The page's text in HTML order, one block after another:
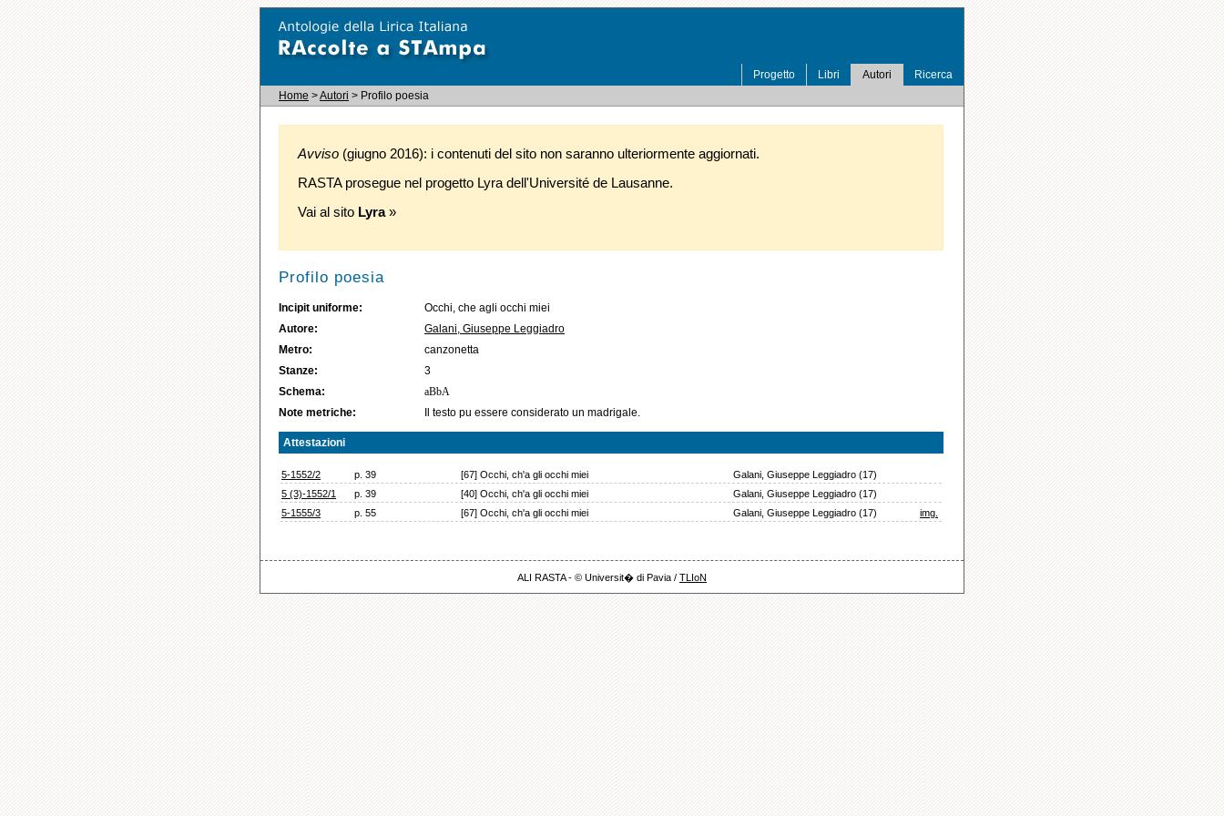
Progetto Libri Autori
Ricerca
Home >Autori > Profilo poesia
Avviso (giugno 2016): i contenuti del sito non saranno ulteriormente aggiornati.
RASTA prosegue nel progetto Lyra dell'Université de Lausanne.
Vai al sito Lyra»
Profilo poesia
Incipit uniforme:
Occhi, che agli occhi miei
Autore:
Galani, Giuseppe Leggiadro
Metro:
canzonetta
Stanze:
3
Schema:
aBbA
Note metriche:
Il testo pu essere considerato un madrigale.
Attestazioni
5-1552/2 p. 39 [67] Occhi, ch'a gli occhi miei
Galani, Giuseppe Leggiadro (17)
5 (3)-1552/1
p. 39 [40] Occhi, ch'a gli occhi miei
Galani, Giuseppe Leggiadro (17)
5-1555/3
p. 55 [67] Occhi, ch'a gli occhi miei Galani, Giuseppe Leggiadro (17) img.
ALI RASTA - © Universit� di Pavia / TLIoN